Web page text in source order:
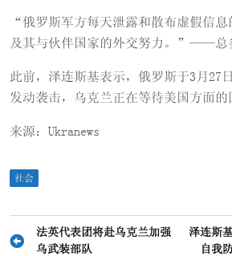
“俄罗斯军方每天泄露和散布虚假信息
及其与伙伴国家的外交努力。”——总
此前，泽连斯基表示，俄罗斯于3月27
发动袭击，乌克兰正在等待美国方面的
来源：Ukranews
社会
文
法英代表团将赴乌克兰加强
乌武装部队
泽连斯
自我